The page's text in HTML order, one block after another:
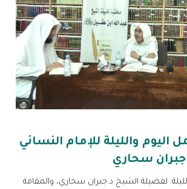
والليلة للإمام النسائي
لفضيلة الشيخ د.جبران سحاري، والمقامة